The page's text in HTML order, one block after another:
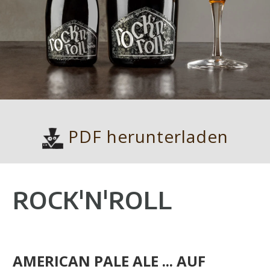
PDF herunterladen
ROCK'N'ROLL
AMERICAN PALE ALE ... AUF